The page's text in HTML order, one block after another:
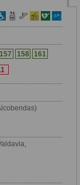
157 158
161